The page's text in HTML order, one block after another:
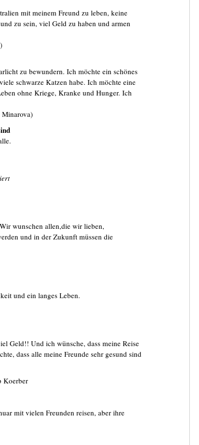
mit meinem Freund zu leben, keine
zu sein, viel Geld zu haben und armen
zu bewundern. Ich möchte ein schönes
schwarze Katzen habe. Ich möchte eine
ohne Kriege, Kranke und Hunger. Ich
Minarova)
wunschen allen,die wir lieben,
und in der Zukunft müssen die
und ein langes Leben.
Geld!! Und ich wünsche, dass meine Reise
dass alle meine Freunde sehr gesund sind
Koerber
mit vielen Freunden reisen, aber ihre